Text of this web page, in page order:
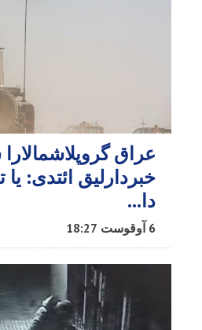
عراق
خبردارلیق ائتدی:
دا…
6 آوقوست 18:27